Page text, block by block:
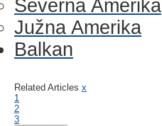
Severna Amerika
Južna Amerika
Balkan
Related Articles x
1
2
3